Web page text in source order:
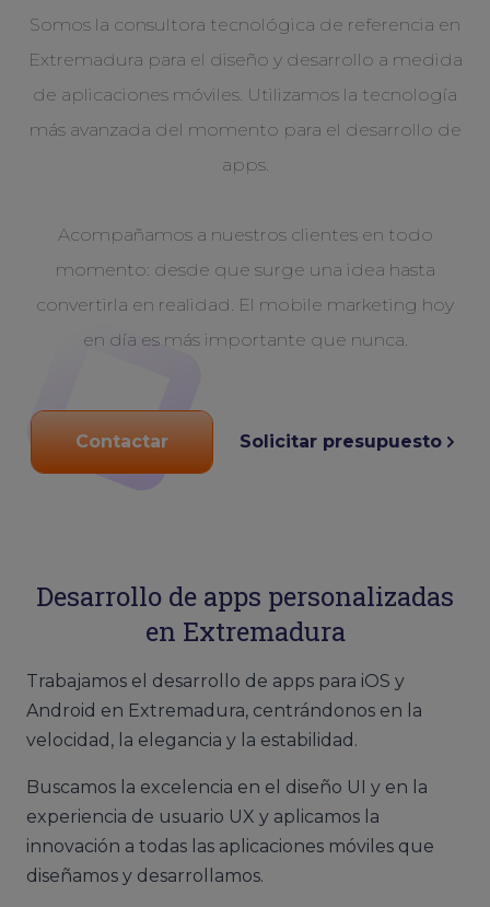
Somos la consultora tecnológica de referencia en
Extremadura para el diseño y desarrollo a medida
de aplicaciones móviles. Utilizamos la tecnología
más avanzada del momento para el desarrollo de
apps.
Acompañamos a nuestros clientes en todo
momento: desde que surge una idea hasta
convertirla en realidad. El mobile marketing hoy
en día es más importante que nunca.
Contactar Solicitar presupuesto
Desarrollo de apps personalizadas
en Extremadura
Trabajamos el desarrollo de apps para iOS y
Android en Extremadura, centrándonos en la
velocidad, la elegancia y la estabilidad.
Buscamos la excelencia en el diseño UI y en la
experiencia de usuario UX y aplicamos la
innovación a todas las aplicaciones móviles que
diseñamos y desarrollamos.